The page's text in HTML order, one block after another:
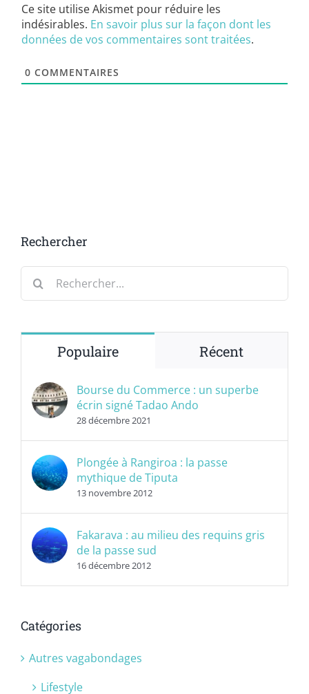
Ce site utilise Akismet pour réduire les
indésirables. En savoir plus sur la façon dont les
données de vos commentaires sont traitées.
0 COMMENTAIRES
Rechercher
Rechercher:
Populaire Récent
Bourse du Commerce : un superbe
écrin signé Tadao Ando
28 décembre 2021
Plongée à Rangiroa : la passe
mythique de Tiputa
13 novembre 2012
Fakarava : au milieu des requins gris
de la passe sud
16 décembre 2012
Catégories
Autres vagabondages
Lifestyle